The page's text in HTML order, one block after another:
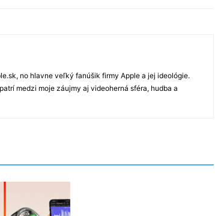
no hlavne veľký fanúšik firmy Apple a jej ideológie.
medzi moje záujmy aj videoherná sféra, hudba a